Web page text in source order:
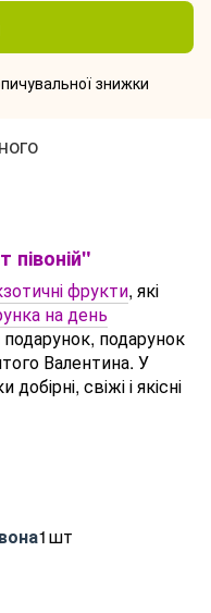
знижки
півоній"
фрукти, які
на день
подарунок
Валентина. У
свіжі і якісні
1шт